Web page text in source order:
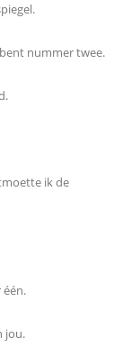
nummer twee.
ik de
jou.